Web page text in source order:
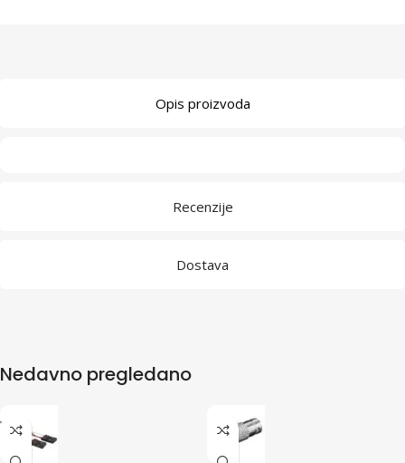
Opis proizvoda
Recenzije
Dostava
Nedavno pregledano